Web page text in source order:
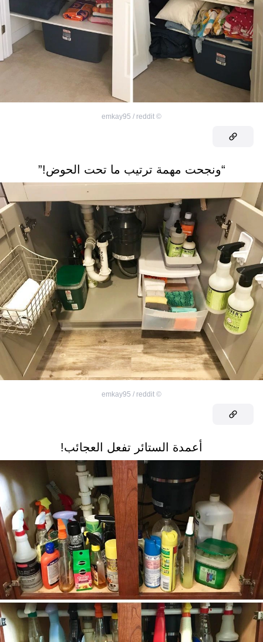
©
emkay95 / reddit
“ونجحت مهمة ترتيب ما تحت الحوض!”
©
emkay95 / reddit
أعمدة الستائر تفعل العجائب!